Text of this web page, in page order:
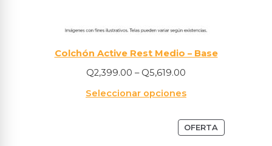
Colchón Active Rest Medio – Base
Q2,399.00 – Q5,619.00
Seleccionar opciones
OFERTA